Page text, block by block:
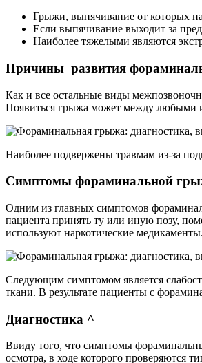
Грыжи, выпячивание от которых
Если выпячивание выходит за
Наиболее тяжелыми являются
Причины развития
Как и все остальные виды
Появиться грыжа может между любыми
Наиболее подвержены травмам из-за
Симптомы фораминальной
Одним из главных симптомов
пациента принять ту или иную позу,
используют наркотические медикаменты.
Следующим симптомом является
ткани. В результате пациенты с
Диагностика ^
Ввиду того, что симптомы
осмотра, в ходе которого проверяются